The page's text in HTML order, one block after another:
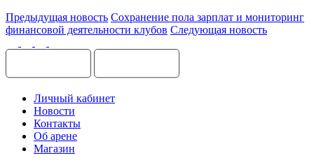
Предыдущая новость Сохранение пола зарплат и мониторинг
финансовой деятельности клубов Следующая новость
Личный кабинет
Новости
Контакты
Об арене
Магазин